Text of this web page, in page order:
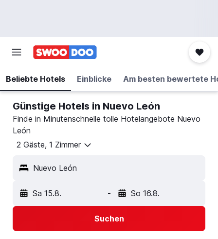
Beliebte Hotels Einblicke Am besten bewertete
Günstige Hotels in Nuevo León
Finde in Minutenschnelle tolle Hotelangebote Nuevo
León
2 Gäste, 1 Zimmer
Nuevo León
Sa 15.8. - So 16.8.
Suchen